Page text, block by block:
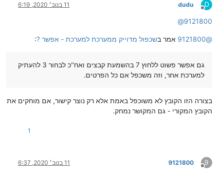
D
מנותק
dudu 11 בנוב׳ 2020, 6:19
@9121800
@
9121800 אמר בשכפול מדוייק ממערכת למערכת - אפשר ?:
גם אפשר פשוט ללחוץ 7 בהשמעת קבצים ואח''כ לבחור 3 להעתיק
למערכת אחר, וזה משכפל אם כל הפרטים.
בצורה הזו הקובץ לא משוכפל באמת אלא רק נוצר קישור, אם מוחקים את
הקובץ המקורי - גם המקושר נמחק.
1
9
מנותק
9121800 11 בנוב׳ 2020, 6:37